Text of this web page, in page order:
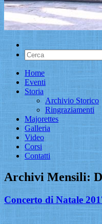
Home
Eventi
Storia
Archivio Storico
Ringraziamenti
Majorettes
Galleria
Video
Corsi
Contatti
Archivi Mensili:
Concerto di Natale